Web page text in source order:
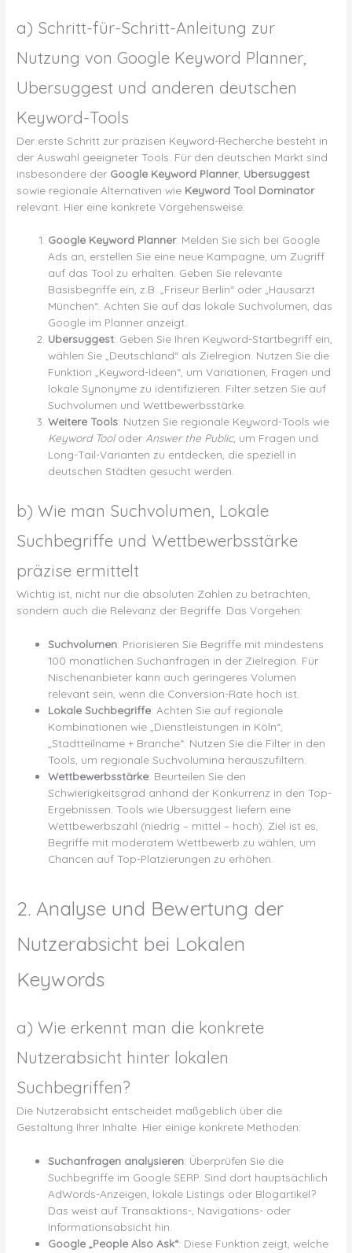
a) Schritt-für-Schritt-Anleitung zur
Nutzung von Google Keyword Planner,
Ubersuggest und anderen deutschen
Keyword-Tools
Der erste Schritt zur präzisen Keyword-Recherche besteht in
der Auswahl geeigneter Tools. Für den deutschen Markt sind
insbesondere der Google Keyword Planner, Ubersuggest
sowie regionale Alternativen wie Keyword Tool Dominator
relevant. Hier eine konkrete Vorgehensweise:
Google Keyword Planner: Melden Sie sich bei Google
Ads an, erstellen Sie eine neue Kampagne, um Zugriff
auf das Tool zu erhalten. Geben Sie relevante
Basisbegriffe ein, z.B. „Friseur Berlin“ oder „Hausarzt
München“. Achten Sie auf das lokale Suchvolumen, das
Google im Planner anzeigt.
Ubersuggest: Geben Sie Ihren Keyword-Startbegriff ein,
wählen Sie „Deutschland“ als Zielregion. Nutzen Sie die
Funktion „Keyword-Ideen“, um Variationen, Fragen und
lokale Synonyme zu identifizieren. Filter setzen Sie auf
Suchvolumen und Wettbewerbsstärke.
Weitere Tools: Nutzen Sie regionale Keyword-Tools wie
Keyword TooloderAnswer the Public, um Fragen und
Long-Tail-Varianten zu entdecken, die speziell in
deutschen Städten gesucht werden.
b) Wie man Suchvolumen, Lokale
Suchbegriffe und Wettbewerbsstärke
präzise ermittelt
Wichtig ist, nicht nur die absoluten Zahlen zu betrachten,
sondern auch die Relevanz der Begriffe. Das Vorgehen:
Suchvolumen: Priorisieren Sie Begriffe mit mindestens
100 monatlichen Suchanfragen in der Zielregion. Für
Nischenanbieter kann auch geringeres Volumen
relevant sein, wenn die Conversion-Rate hoch ist.
Lokale Suchbegriffe: Achten Sie auf regionale
Kombinationen wie „Dienstleistungen in Köln“,
„Stadtteilname + Branche“. Nutzen Sie die Filter in den
Tools, um regionale Suchvolumina herauszufiltern.
Wettbewerbsstärke: Beurteilen Sie den
Schwierigkeitsgrad anhand der Konkurrenz in den Top-
Ergebnissen. Tools wie Ubersuggest liefern eine
Wettbewerbszahl (niedrig – mittel – hoch). Ziel ist es,
Begriffe mit moderatem Wettbewerb zu wählen, um
Chancen auf Top-Platzierungen zu erhöhen.
2. Analyse und Bewertung der
Nutzerabsicht bei Lokalen
Keywords
a) Wie erkennt man die konkrete
Nutzerabsicht hinter lokalen
Suchbegriffen?
Die Nutzerabsicht entscheidet maßgeblich über die
Gestaltung Ihrer Inhalte. Hier einige konkrete Methoden:
Suchanfragen analysieren: Überprüfen Sie die
Suchbegriffe im Google SERP. Sind dort hauptsächlich
AdWords-Anzeigen, lokale Listings oder Blogartikel?
Das weist auf Transaktions-, Navigations- oder
Informationsabsicht hin.
Google „People Also Ask“: Diese Funktion zeigt, welche